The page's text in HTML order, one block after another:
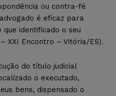
ou contra-fé
é eficaz para
identificado o seu
XXI Encontro – Vitória/ES).
do título judicial
o executado,
bens, dispensado o